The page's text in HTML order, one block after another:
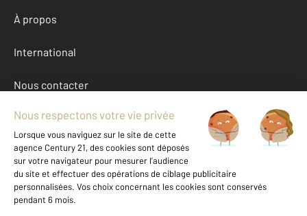
À propos
International
Nous contacter
Mentions légales & CGU et Barèmes d'honoraires
Données personnelles
Gestionnaire des cookies